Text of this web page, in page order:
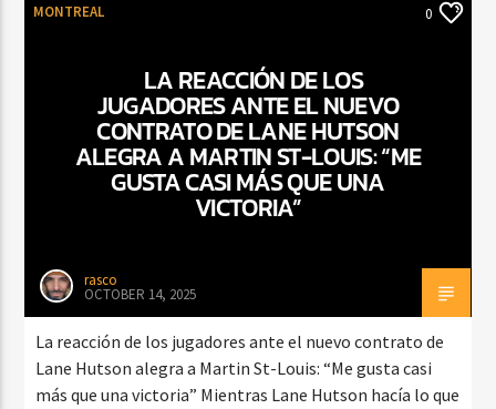
MONTREAL 0
LA REACCIÓN DE LOS
JUGADORES ANTE EL NUEVO
CONTRATO DE LANE HUTSON
ALEGRA A MARTIN ST-LOUIS: “ME
GUSTA CASI MÁS QUE UNA
VICTORIA”
rasco
OCTOBER 14, 2025
La reacción de los jugadores ante el nuevo contrato de
Lane Hutson alegra a Martin St-Louis: “Me gusta casi
más que una victoria” Mientras Lane Hutson hacía lo que